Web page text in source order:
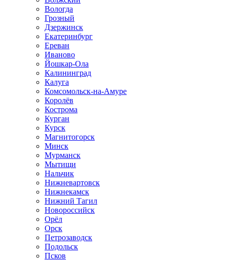
Вологда
Грозный
Дзержинск
Екатеринбург
Ереван
Иваново
Йошкар-Ола
Калининград
Калуга
Комсомольск-на-Амуре
Королёв
Кострома
Курган
Курск
Магнитогорск
Минск
Мурманск
Мытищи
Нальчик
Нижневартовск
Нижнекамск
Нижний Тагил
Новороссийск
Орёл
Орск
Петрозаводск
Подольск
Псков